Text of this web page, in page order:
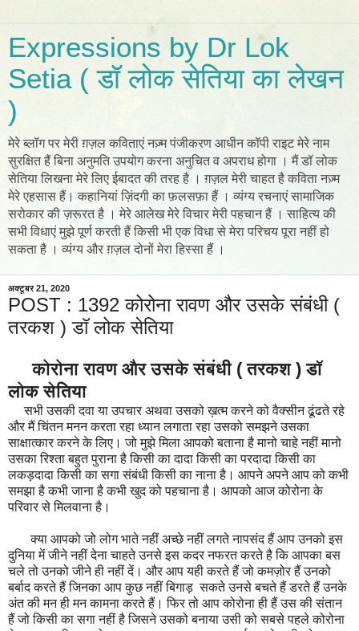
Expressions by Dr Lok
Setia ( डॉ लोक सेतिया का लेखन
)
मेरे ब्लॉग पर मेरी ग़ज़ल कविताएं नज़्म पंजीकरण आधीन कॉपी राइट मेरे नाम
सुरक्षित हैं बिना अनुमति उपयोग करना अनुचित व अपराध होगा । मैं डॉ लोक
सेतिया लिखना मेरे लिए ईबादत की तरह है । ग़ज़ल मेरी चाहत है कविता नज़्म
मेरे एहसास हैं। कहानियां ज़िंदगी का फ़लसफ़ा हैं । व्यंग्य रचनाएं सामाजिक
सरोकार की ज़रूरत है । मेरे आलेख मेरे विचार मेरी पहचान हैं । साहित्य की
सभी विधाएं मुझे पूर्ण करती हैं किसी भी एक विधा से मेरा परिचय पूरा नहीं हो
सकता है । व्यंग्य और ग़ज़ल दोनों मेरा हिस्सा हैं ।
अक्टूबर 21, 2020
POST : 1392 कोरोना रावण और उसके संबंधी (
तरकश ) डॉ लोक सेतिया
कोरोना रावण और उसके संबंधी ( तरकश ) डॉ
लोक सेतिया
सभी उसकी दवा या उपचार अथवा उसको ख़त्म करने को वैक्सीन ढूंढते रहे
और मैं चिंतन मनन करता रहा ध्यान लगाता रहा उसको समझने उसका
साक्षात्कार करने के लिए। जो मुझे मिला आपको बताना है मानो चाहे नहीं मानो
उसका रिश्ता बहुत पुराना है किसी का दादा किसी का परदादा किसी का
लकड़दादा किसी का सगा संबंधी किसी का नाना है। आपने अपने आप को कभी
समझा है कभी जाना है कभी खुद को पहचाना है। आपको आज कोरोना के
परिवार से मिलवाना है।
क्या आपको जो लोग भाते नहीं अच्छे नहीं लगते नापसंद हैं आप उनको इस
दुनिया में जीने नहीं देना चाहते उनसे इस कदर नफरत करते है कि आपका बस
चले तो उनको जीने ही नहीं दें। और आप यही करते हैं जो कमज़ोर हैं उनको
बर्बाद करते हैं जिनका आप कुछ नहीं बिगाड़ सकते उनसे बचते हैं डरते हैं उनके
अंत की मन ही मन कामना करते हैं। फिर तो आप कोरोना ही हैं उस की संतान
हैं जो किसी का सगा नहीं है जिसने उसको बनाया उसी को सबसे पहले कोरोना